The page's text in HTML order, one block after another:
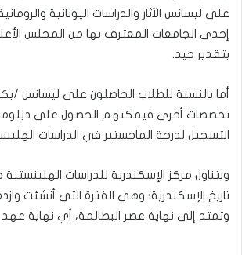
على ليسانس الآثار والدراسات اليونانية
إحدى الجامعات المعترف بها من المجلس
بتقدير جيد.
أما بالنسبة للطلاب الحاصلون على ليسانس /
تخصصات أخرى فيمكنهم الحصول على دبلومة
التسجيل لدرجة الماجستير في الدراسات
ويتناول مركز الإسكندرية للدراسات
تاريخ الإسكندرية؛ وهي الفترة التي أنشئت
وتمتد إلى نهاية عصر البطالمة، أي نهاية عهد